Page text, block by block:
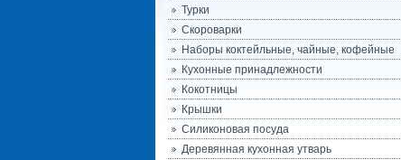
Турки
Скороварки
Наборы коктейльные, чайные, кофейные
Кухонные принадлежности
Кокотницы
Крышки
Силиконовая посуда
Деревянная кухонная утварь